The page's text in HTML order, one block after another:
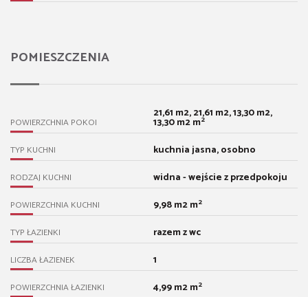
POMIESZCZENIA
POWIERZCHNIA POKOI
21,61 m2, 21,61 m2, 13,30 m2,
13,30 m2 m2
TYP KUCHNI kuchnia jasna, osobno
RODZAJ KUCHNI widna - wejście z przedpokoju
POWIERZCHNIA KUCHNI 9,98 m2 m2
TYP ŁAZIENKI razem z wc
LICZBA ŁAZIENEK 1
POWIERZCHNIA ŁAZIENKI 4,99 m2 m2